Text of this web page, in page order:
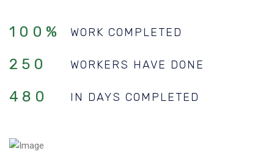
100% WORK COMPLETED
250 WORKERS HAVE DONE
480 IN DAYS COMPLETED